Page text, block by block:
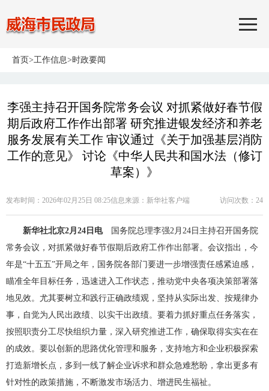
首页>工作信息>时政要闻
李强主持召开国务院常务会议 对抓紧做好春节假
期后政府工作作出部署 研究推进银发经济和养老
服务发展有关工作 审议通过《关于加强基层消防
工作的意见》 讨论《中华人民共和国水法（修订
草案）》
发布时间：2026年02月25日 08:25信息来源： 新华社客户端 访问次数： 24
新华社北京2月24日电国务院总理李强2月24日主持召开国务院
常务会议，对抓紧做好春节假期后政府工作作出部署。会议指出，今
年是“十五五”开局之年，国务院各部门要进一步增强责任感紧迫感，
瞄准全年目标任务，迅速进入工作状态，推动党中央各项决策部署落
地见效。尤其要树立和践行正确政绩观，坚持从实际出发、按规律办
事，自觉为人民出政绩、以实干出政绩。要着力抓好重点任务落实，
按照职责分工尽快组织力量，深入研究推进工作，确保取得实实在在
的成效。要以创新的思路优化管理和服务，支持地方和企业积极探索
打造新增长点，多到一线了解企业诉求和群众急难愁盼，拿出更多有
针对性的政策措施，不断激发市场活力、增进民生福祉。